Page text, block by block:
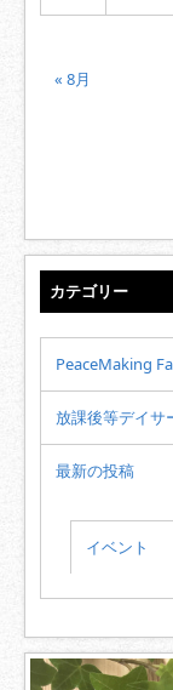
« 8月
カテゴリー
PeaceMaking
放課後等デイサ
最新の投稿
イベント